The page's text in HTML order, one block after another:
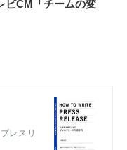
ビCM「チームの変
レスリ